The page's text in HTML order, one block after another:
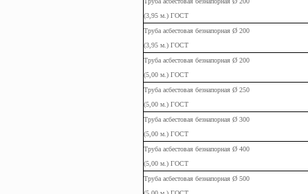
(3,95 м. ) ГОСТ
Труба асбестовая безнапорная Ø 200
(3,95 м. ) ГОСТ
Труба асбестовая безнапорная Ø 200
(5,00 м. ) ГОСТ
Труба асбестовая безнапорная Ø 250
(5,00 м. ) ГОСТ
Труба асбестовая безнапорная Ø 300
(5,00 м. ) ГОСТ
Труба асбестовая безнапорная Ø 400
(5,00 м. ) ГОСТ
Труба асбестовая безнапорная Ø 500